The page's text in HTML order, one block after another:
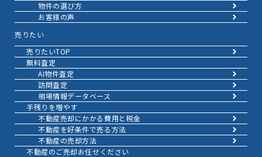
物件の選び方
お客様の声
売りたい
売りたいTOP
無料査定
AI物件査定
訪問査定
相場情報データベース
手残りを増やす
不動産売却にかかる費用と税金
不動産を好条件で売る方法
不動産の売却方法
不動産のご売却お任せください